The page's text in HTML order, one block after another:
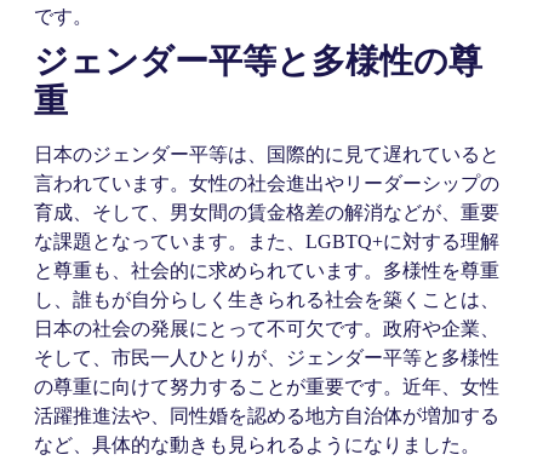
です。
ジェンダー平等と多様性の尊
重
日本のジェンダー平等は、国際的に見て遅れていると
言われています。女性の社会進出やリーダーシップの
育成、そして、男女間の賃金格差の解消などが、重要
な課題となっています。また、LGBTQ+に対する理解
と尊重も、社会的に求められています。多様性を尊重
し、誰もが自分らしく生きられる社会を築くことは、
日本の社会の発展にとって不可欠です。政府や企業、
そして、市民一人ひとりが、ジェンダー平等と多様性
の尊重に向けて努力することが重要です。近年、女性
活躍推進法や、同性婚を認める地方自治体が増加する
など、具体的な動きも見られるようになりました。